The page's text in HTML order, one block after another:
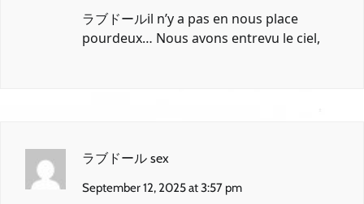
ラブドールil n’y a pas en nous place
pourdeux… Nous avons entrevu le ciel,
ラブドール sex
September 12, 2025 at 3:57 pm